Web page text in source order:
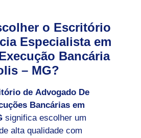
o Escritório
Especialista em
Bancária
– MG?
de Advogado De
Bancárias em
significa escolher um
alta qualidade com